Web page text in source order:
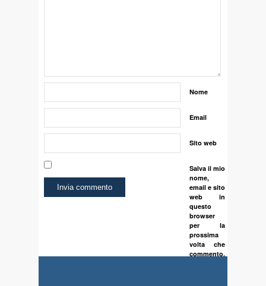
Nome
Email
Sito web
Salva il mio
nome,
email e sito
web in
questo
browser
per la
prossima
volta che
commento.